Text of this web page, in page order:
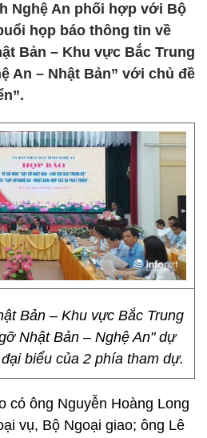
Nghệ An phối hợp với Bộ
họp báo thông tin về
Bản – Khu vực Bắc Trung
An – Nhật Bản” với chủ đề
Bản – Khu vực Bắc Trung
Nhật Bản – Nghệ An" dự
biểu của 2 phía tham dự.
có ông Nguyễn Hoàng Long
vụ, Bộ Ngoại giao; ông Lê